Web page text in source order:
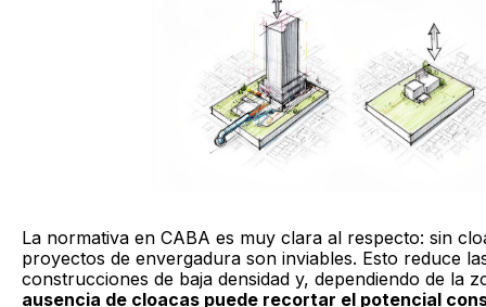
La normativa en CABA es muy clara al respecto: sin
proyectos de envergadura son inviables. Esto reduce
construcciones de baja densidad y, dependiendo de la
ausencia de cloacas puede recortar el potencial